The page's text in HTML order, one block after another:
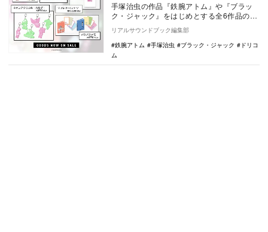
手塚治虫の作品『鉄腕アトム』や『ブラッ
ク・ジャック』をはじめとする全6作品の新
作オリジナルグッズが2025年9月12日
（金）より…
リアルサウンドブック編集部
鉄腕アトム
手塚治虫 ブラック・ジャック
ドリコ
ム